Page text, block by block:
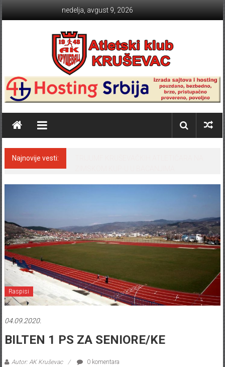
nedelja, avgust 9, 2026
Atletski klub KRUŠEVAC
Najnovije vesti:
Raspisi
04.09.2020.
BILTEN 1 PS ZA SENIORE/KE
Autor: AK Kruševac 0 komentara